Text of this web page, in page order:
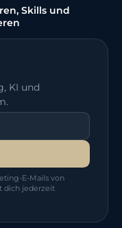
Skills und
KI und
E-Mails von
dich jederzeit